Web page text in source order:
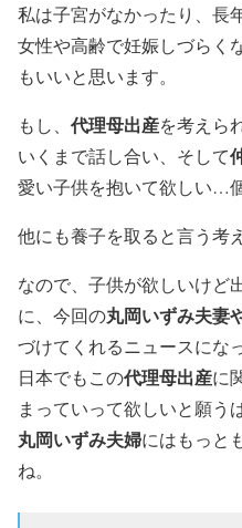
— 枸橘《からたち》
私は子宮がなかったり、長
女性や高齢で妊娠しづらく
もいいと思います。
もし、 代理母出産を考えら
いくまで話し合い、そして
愛い子供を抱いて欲しい…
他にも養子を取ると言う考
なので、子供が欲しいけど
に、今回の丸岡いずみ夫妻
づけてくれるニュースにな
日本でもこの代理母出産に
まっていって欲しいと願う
丸岡いずみ夫婦にはもっと
ね。